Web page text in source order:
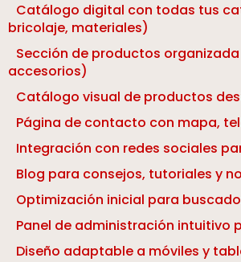
Catálogo digital con todas tus
bricolaje, materiales)
Sección de productos
accesorios)
Catálogo visual de productos
Página de contacto con mapa,
Integración con redes sociales
Blog para consejos, tutoriales y
Optimización inicial para
Panel de administración intuitivo
Diseño adaptable a móviles y